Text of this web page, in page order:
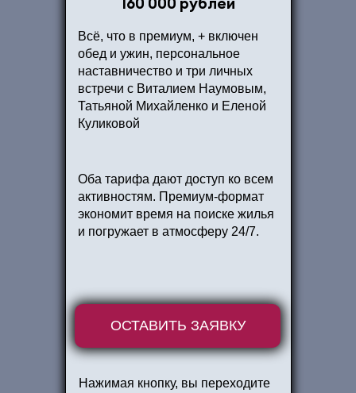
Всё, что в премиум, + включен
обед и ужин, персональное
наставничество и три личных
встречи с Виталием Наумовым,
Татьяной Михайленко и Еленой
Куликовой
Оба тарифа дают доступ ко всем
активностям. Премиум‑формат
экономит время на поиске жилья
и погружает в атмосферу 24/7.
Нажимая кнопку, вы переходите
ОСТАВИТЬ ЗАЯВКУ